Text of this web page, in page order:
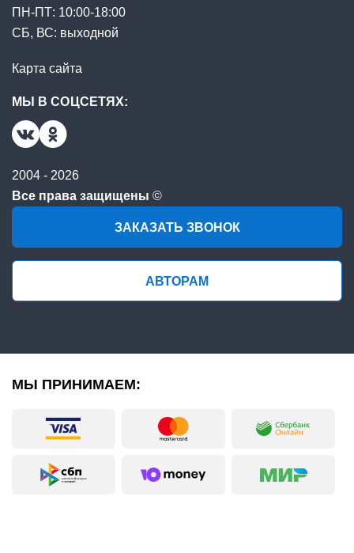
ПН-ПТ: 10:00-18:00
СБ, ВС: выходной
Карта сайта
МЫ В СОЦСЕТЯХ:
2004 - 2026
Все права защищены ©
ЗАКАЗАТЬ ЗВОНОК
АВТОРАМ
МЫ ПРИНИМАЕМ: